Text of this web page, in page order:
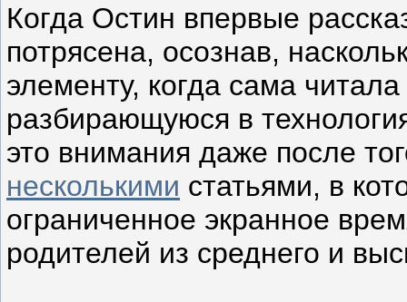
Когда Остин впервые
потрясена, осознав,
элементу, когда сама
разбирающуюся в
это внимания даже после
несколькими статьями, в
ограниченное экранное
родителей из среднего и